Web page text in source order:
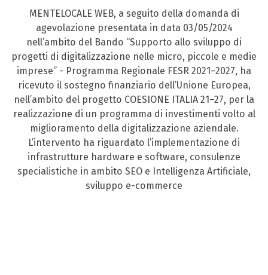
MENTELOCALE WEB, a seguito della domanda di
agevolazione presentata in data 03/05/2024
nell’ambito del Bando “Supporto allo sviluppo di
progetti di digitalizzazione nelle micro, piccole e medie
imprese” - Programma Regionale FESR 2021–2027, ha
ricevuto il sostegno finanziario dell’Unione Europea,
nell’ambito del progetto COESIONE ITALIA 21–27, per la
realizzazione di un programma di investimenti volto al
miglioramento della digitalizzazione aziendale.
L’intervento ha riguardato l’implementazione di
infrastrutture hardware e software, consulenze
specialistiche in ambito SEO e Intelligenza Artificiale,
sviluppo e-commerce